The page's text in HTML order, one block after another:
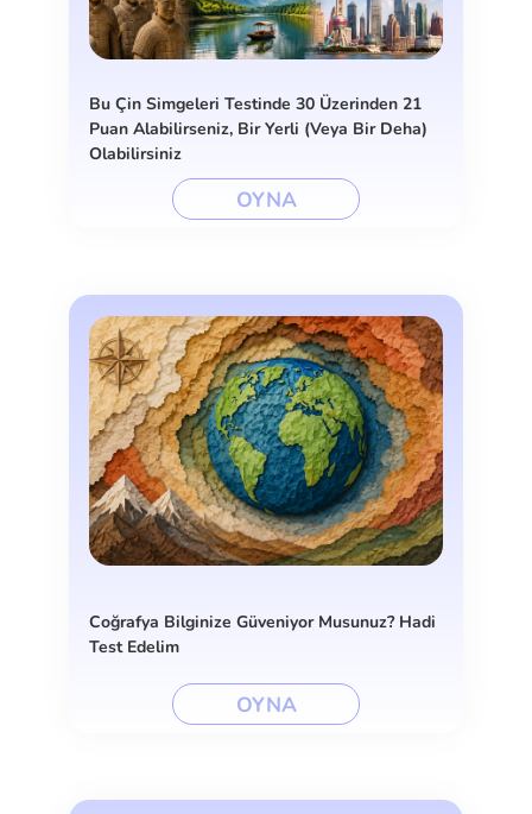
Bu Çin Simgeleri Testinde 30 Üzerinden 21
Puan Alabilirseniz, Bir Yerli (Veya Bir Deha)
Olabilirsiniz
OYNA
Coğrafya Bilginize Güveniyor Musunuz? Hadi
Test Edelim
OYNA